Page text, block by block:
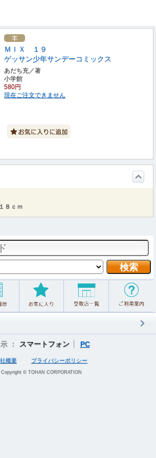
ＭＩＸ １９
ゲッサン少年サンデーコミックス
あだち充／著
小学館
580円
現在ご注文できません
８ｃｍ
： スマートフォン PC
概要 プライバシーポリシー
Copyright © TOHAN CORPORATION